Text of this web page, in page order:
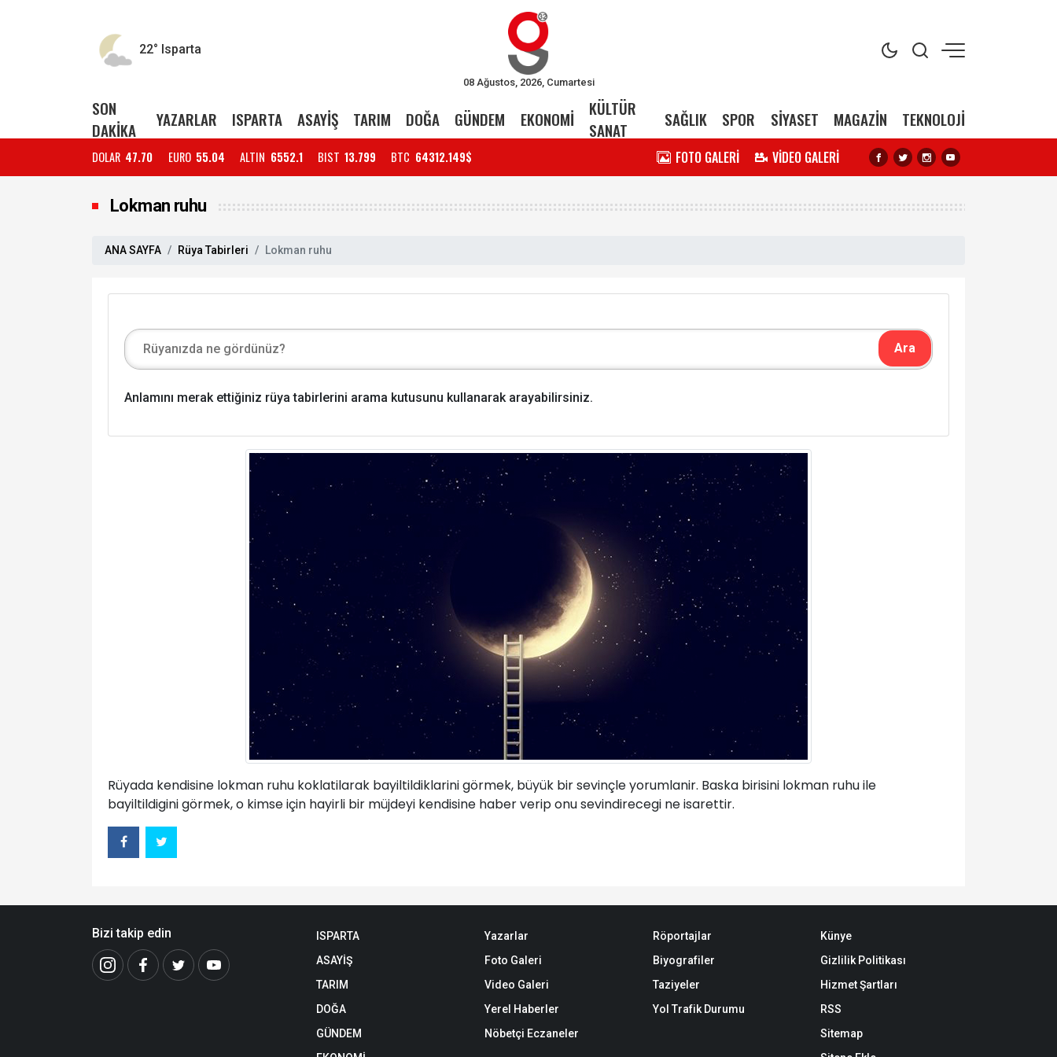
22° Isparta
08 Ağustos, 2026, Cumartesi
SON
DAKİKA
YAZARLAR ISPARTA ASAYİŞ TARIM DOĞA GÜNDEM EKONOMİ
KÜLTÜR
SANAT
SAĞLIK SPOR SİYASET MAGAZİN TEKNOLOJİ
DOLAR 47.70 EURO 55.04 ALTIN 6552.1 BIST 13.799 BTC 64312.149$ FOTO GALERİ VİDEO GALERİ
Lokman ruhu
ANA SAYFA Rüya Tabirleri Lokman ruhu
Anlamını merak ettiğiniz rüya tabirlerini arama kutusunu kullanarak arayabilirsiniz.
Rüyada kendisine lokman ruhu koklatilarak bayiltildiklarini görmek, büyük bir sevinçle yorumlanir. Baska birisini lokman ruhu ile
bayiltildigini görmek, o kimse için hayirli bir müjdeyi kendisine haber verip onu sevindirecegi ne isarettir.
Bizi takip edin
ISPARTA
ASAYİŞ
TARIM
DOĞA
GÜNDEM
Yazarlar
Foto Galeri
Video Galeri
Yerel Haberler
Nöbetçi Eczaneler
Röportajlar
Biyografiler
Taziyeler
Yol Trafik Durumu
Künye
Gizlilik Politikası
Hizmet Şartları
RSS
Sitemap